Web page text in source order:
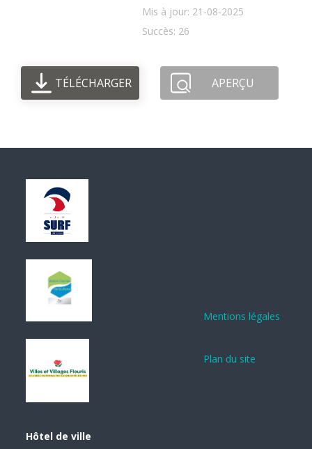
Mis à jour: 21-08-2025
Succès: 26
TÉLÉCHARGER APERÇU
Hôtel de ville
Mentions légales
Plan du site